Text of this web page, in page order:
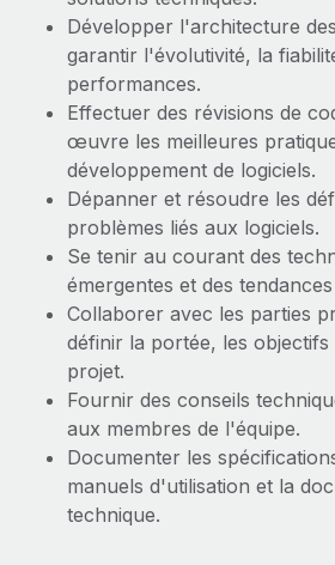
En savoir plus
Comment Phiture gère ses
répartis dans 19 pays grâce à
Phiture, un leader notable du conseil
croissance mobile internationale,
En savoir plus
Développer l'architecture
garantir l'évolutivité, la
performances.
Effectuer des révisions de
œuvre les meilleures
développement de logiciels.
Dépanner et résoudre les
problèmes liés aux logiciels.
Se tenir au courant des
émergentes et des
Collaborer avec les parties
définir la portée, les
projet.
Fournir des conseils
aux membres de l'équipe.
Documenter les
manuels d'utilisation et la
technique.